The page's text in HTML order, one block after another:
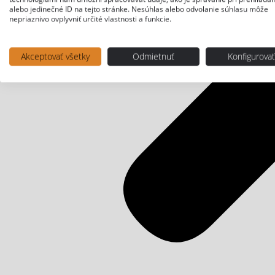
alebo jedinečné ID na tejto stránke. Nesúhlas alebo odvolanie súhlasu môže
nepriaznivo ovplyvniť určité vlastnosti a funkcie.
Akceptovať všetky Odmietnuť Konfigurovať